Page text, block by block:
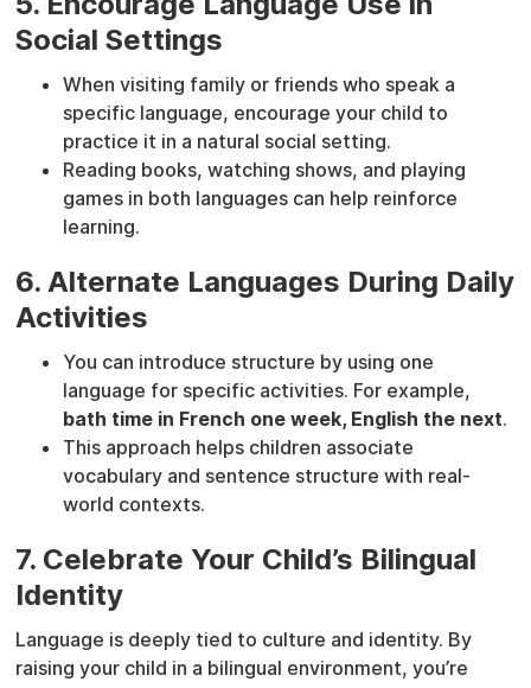
Social Settings
When visiting family or friends who speak a
specific language, encourage your child to
practice it in a natural social setting.
Reading books, watching shows, and playing
games in both languages can help reinforce
learning.
6. Alternate Languages During Daily
Activities
You can introduce structure by using one
language for specific activities. For example,
bath time in French one week, English the next.
This approach helps children associate
vocabulary and sentence structure with real-
world contexts.
7. Celebrate Your Child’s Bilingual
Identity
Language is deeply tied to culture and identity. By
raising your child in a bilingual environment, you’re